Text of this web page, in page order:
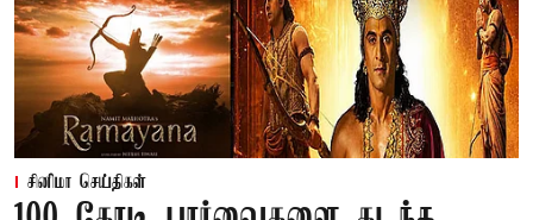
சினிமா செய்திகள்